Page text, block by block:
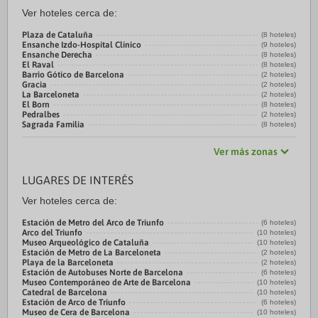
Ver hoteles cerca de:
Plaza de Cataluña (8 hoteles)
Ensanche Izdo-Hospital Clínico (9 hoteles)
Ensanche Derecha (8 hoteles)
El Raval (8 hoteles)
Barrio Gótico de Barcelona (2 hoteles)
Gracia (2 hoteles)
La Barceloneta (2 hoteles)
El Born (8 hoteles)
Pedralbes (2 hoteles)
Sagrada Familia (8 hoteles)
Ver más zonas
LUGARES DE INTERÉS
Ver hoteles cerca de:
Estación de Metro del Arco de Triunfo (6 hoteles)
Arco del Triunfo (10 hoteles)
Museo Arqueológico de Cataluña (10 hoteles)
Estación de Metro de La Barceloneta (2 hoteles)
Playa de la Barceloneta (2 hoteles)
Estación de Autobuses Norte de Barcelona (6 hoteles)
Museo Contemporáneo de Arte de Barcelona (10 hoteles)
Catedral de Barcelona (10 hoteles)
Estación de Arco de Triunfo (6 hoteles)
Museo de Cera de Barcelona (10 hoteles)